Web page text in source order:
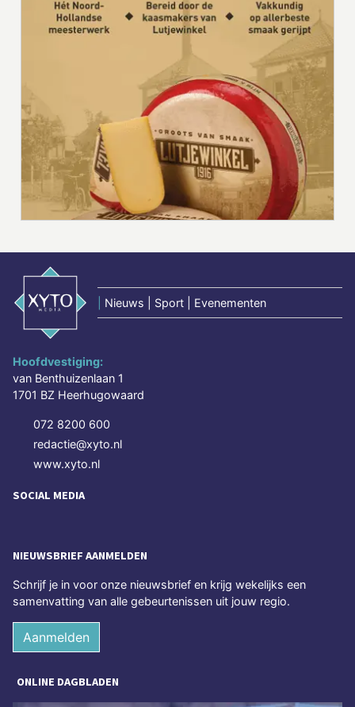
Nieuws | Sport | Evenementen
Hoofdvestiging:
van Benthuizenlaan 1
1701 BZ Heerhugowaard
072 8200 600
redactie@xyto.nl
www.xyto.nl
SOCIAL MEDIA
NIEUWSBRIEF AANMELDEN
Schrijf je in voor onze nieuwsbrief en krijg wekelijks een
samenvatting van alle gebeurtenissen uit jouw regio.
Aanmelden
ONLINE DAGBLADEN